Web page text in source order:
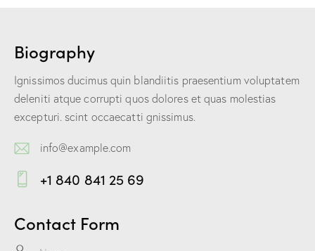
Biography
Ignissimos ducimus quin blandiitis praesentium voluptatem
deleniti atque corrupti quos dolores et quas molestias
excepturi. scint occaecatti gnissimus.
E-
m
info@example.com
on
e:
+1 840 841 25 69
Contact Form